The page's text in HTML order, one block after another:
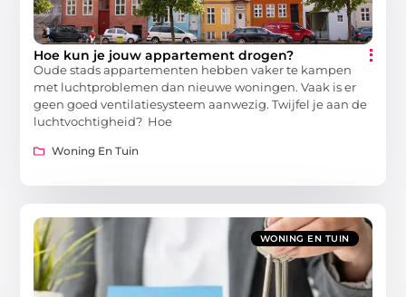
Hoe kun je jouw appartement drogen?
Oude stads appartementen hebben vaker te kampen
met luchtproblemen dan nieuwe woningen. Vaak is er
geen goed ventilatiesysteem aanwezig. Twijfel je aan de
luchtvochtigheid? Hoe
Woning En Tuin
WONING EN TUIN